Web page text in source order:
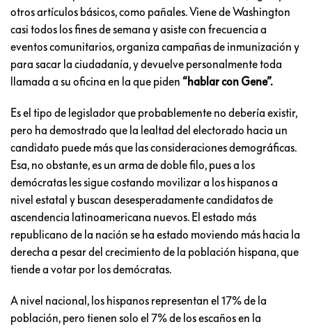
otros artículos básicos, como pañales. Viene de Washington
casi todos los fines de semana y asiste con frecuencia a
eventos comunitarios, organiza campañas de inmunización y
para sacar la ciudadanía, y devuelve personalmente toda
llamada a su oficina en la que piden “hablar con Gene”.
Es el tipo de legislador que probablemente no debería existir,
pero ha demostrado que la lealtad del electorado hacia un
candidato puede más que las consideraciones demográficas.
Esa, no obstante, es un arma de doble filo, pues a los
demócratas les sigue costando movilizar a los hispanos a
nivel estatal y buscan desesperadamente candidatos de
ascendencia latinoamericana nuevos. El estado más
republicano de la nación se ha estado moviendo más hacia la
derecha a pesar del crecimiento de la población hispana, que
tiende a votar por los demócratas.
A nivel nacional, los hispanos representan el 17% de la
población, pero tienen solo el 7% de los escaños en la